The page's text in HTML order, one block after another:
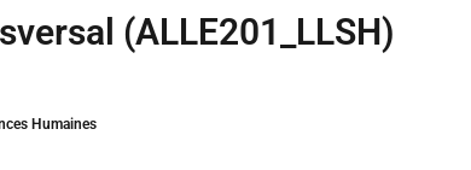
(ALLE201_LLSH)
Humaines